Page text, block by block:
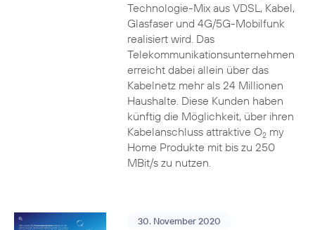
Technologie-Mix aus VDSL, Kabel,
Glasfaser und 4G/5G-Mobilfunk
realisiert wird. Das
Telekommunikationsunternehmen
erreicht dabei allein über das
Kabelnetz mehr als 24 Millionen
Haushalte. Diese Kunden haben
künftig die Möglichkeit, über ihren
Kabelanschluss attraktive O2my
Home Produkte mit bis zu 250
MBit/s zu nutzen.
30. November 2020